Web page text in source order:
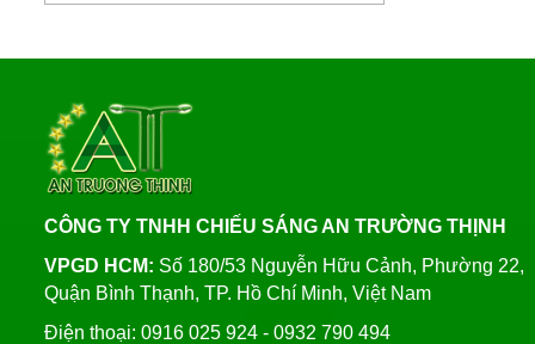
Áp
Liên hệ
Lượng Mặt Trời
Liên hệ
Đèn Đường Led 200W
Solar Light Năng Lượng
Mặt Trời ATT NLMT 300W
Liên hệ
Sáng Cao Áp Tại TP. Tam
Chiếu Sáng Tại TP HCM
Thương Hiệu Chíp Led
Chất Lượng Philips, Cree,
Bridgelux, An Trường
Thịnh
Trụ Thép Mạ Nhúng Kẽm
CÔNG TY TNHH CHIẾU SÁNG AN TRƯỜNG THỊNH
VPGD HCM: Số 180/53 Nguyễn Hữu Cảnh, Phường 22,
Quận Bình Thạnh, TP. Hồ Chí Minh, Việt Nam
Điện thoại: 0916 025 924 - 0932 790 494